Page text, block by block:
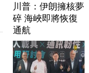
川普：伊朗擁核夢
碎 海峽即將恢復
通航